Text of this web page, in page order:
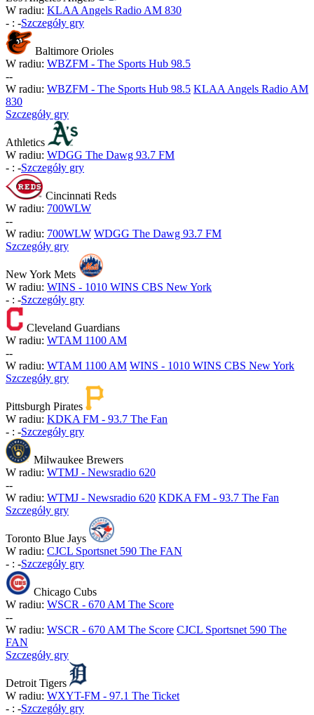
W radiu: KLAA Angels Radio AM 830
- : -Szczegóły gry
Baltimore Orioles
W radiu: WBZFM - The Sports Hub 98.5
--
W radiu: WBZFM - The Sports Hub 98.5 KLAA Angels Radio AM
830
Szczegóły gry
Athletics
W radiu: WDGG The Dawg 93.7 FM
- : -Szczegóły gry
Cincinnati Reds
W radiu: 700WLW
--
W radiu: 700WLW WDGG The Dawg 93.7 FM
Szczegóły gry
New York Mets
W radiu: WINS - 1010 WINS CBS New York
- : -Szczegóły gry
Cleveland Guardians
W radiu: WTAM 1100 AM
--
W radiu: WTAM 1100 AM WINS - 1010 WINS CBS New York
Szczegóły gry
Pittsburgh Pirates
W radiu: KDKA FM - 93.7 The Fan
- : -Szczegóły gry
Milwaukee Brewers
W radiu: WTMJ - Newsradio 620
--
W radiu: WTMJ - Newsradio 620 KDKA FM - 93.7 The Fan
Szczegóły gry
Toronto Blue Jays
W radiu: CJCL Sportsnet 590 The FAN
- : -Szczegóły gry
Chicago Cubs
W radiu: WSCR - 670 AM The Score
--
W radiu: WSCR - 670 AM The Score CJCL Sportsnet 590 The
FAN
Szczegóły gry
Detroit Tigers
W radiu: WXYT-FM - 97.1 The Ticket
- : -Szczegóły gry